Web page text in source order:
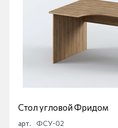
Стол угловой Фридом
арт.
ФСУ-02